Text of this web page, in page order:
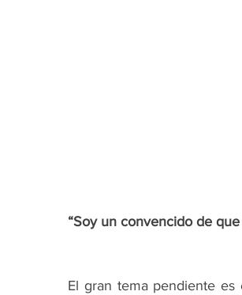
“Soy un convencido de
El gran tema pendiente